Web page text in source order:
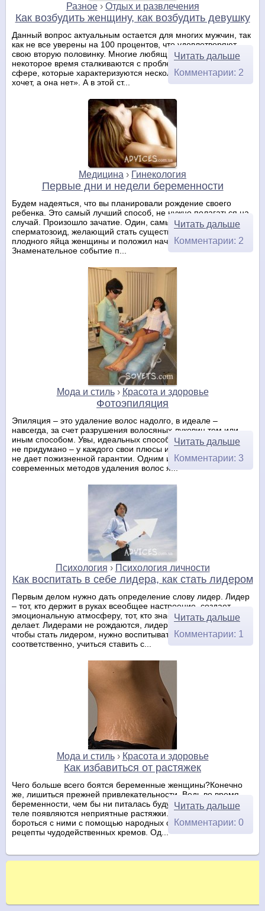
Разное› Отдых и развлечения
Как возбудить женщину, как возбудить девушку
Данный вопрос актуальным остается для многих мужчин, так
как не все уверены на 100 процентов, что удовлетворяют
свою вторую половинку. Многие любящие пары через
некоторое время сталкиваются с проблемами в интимной
сфере, которые характеризуются несколькими словами: «он
хочет, а она нет». А в этой ст...
Читать дальше
Комментарии: 2
Медицина › Гинекология
Первые дни и недели беременности
Будем надеяться, что вы планировали рождение своего
ребенка. Это самый лучший способ, не нужно полагаться на
случай. Произошло зачатие. Один, самый шустрый и бойкий
сперматозоид, желающий стать существом разумным, достиг
плодного яйца женщины и положил начало новой жизни.
Знаменательное событие п...
Читать дальше
Комментарии: 2
Мода и стиль› Красота и здоровье
Фотоэпиляция
Эпиляция – это удаление волос надолго, в идеале –
навсегда, за счет разрушения волосяных луковиц тем или
иным способом. Увы, идеальных способов эпиляции пока что
не придумано – у каждого свои плюсы и минусы, и ни один
не дает пожизненной гарантии. Одним из самых
современных методов удаления волос я...
Читать дальше
Комментарии: 3
Психология › Психология личности
Как воспитать в себе лидера, как стать лидером
Первым делом нужно дать определение слову лидер. Лидер
– тот, кто держит в руках всеобщее настроение, создает
эмоциональную атмосферу, тот, кто знает для, чего он это
делает. Лидерами не рождаются, лидерами становятся. И
чтобы стать лидером, нужно воспитывать себя
соответственно, учиться ставить с...
Читать дальше
Комментарии: 1
Мода и стиль› Красота и здоровье
Как избавиться от растяжек
Чего больше всего боятся беременные женщины?Конечно
же, лишиться прежней привлекательности. Ведь во время
беременности, чем бы ни питалась будущая мамочка, на
теле появляются неприятные растяжки. Медики советуют
бороться с ними с помощью народных средств, выписывая
рецепты чудодейственных кремов. Од...
Читать дальше
Комментарии: 0